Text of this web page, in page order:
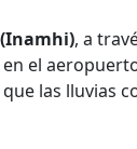
, a
el
las lluvias